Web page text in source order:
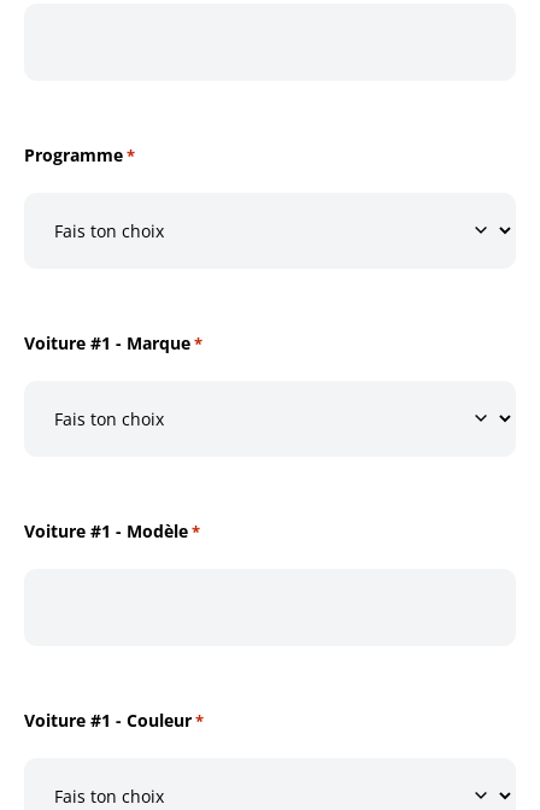
Programme*
Voiture #1 - Marque*
Voiture #1 - Modèle*
Voiture #1 - Couleur*